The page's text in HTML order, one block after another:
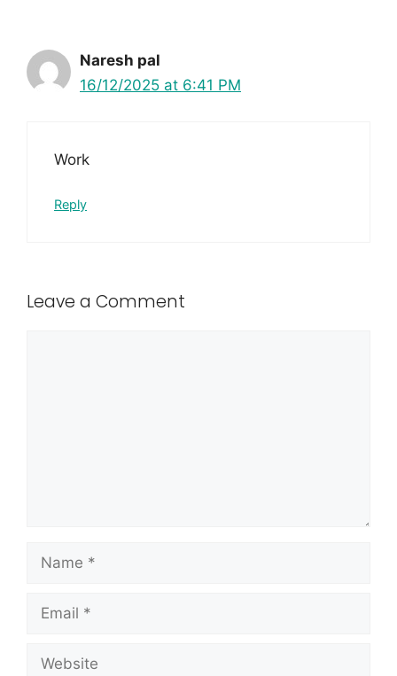
Naresh pal
16/12/2025 at 6:41 PM
Work
Reply
Leave a Comment